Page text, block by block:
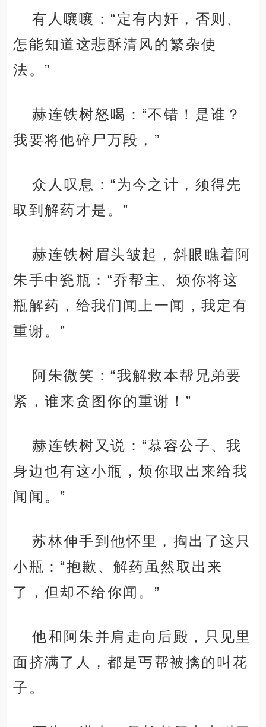
有人嚷嚷：“定有内奸，否则、
怎能知道这悲酥清风的繁杂使
法。”
赫连铁树怒喝：“不错！是谁？
我要将他碎尸万段，”
众人叹息：“为今之计，须得先
取到解药才是。”
赫连铁树眉头皱起，斜眼瞧着阿
朱手中瓷瓶：“乔帮主、烦你将这
瓶解药，给我们闻上一闻，我定有
重谢。”
阿朱微笑：“我解救本帮兄弟要
紧，谁来贪图你的重谢！”
赫连铁树又说：“慕容公子、我
身边也有这小瓶，烦你取出来给我
闻闻。”
苏林伸手到他怀里，掏出了这只
小瓶：“抱歉、解药虽然取出来
了，但却不给你闻。”
他和阿朱并肩走向后殿，只见里
面挤满了人，都是丐帮被擒的叫花
子。